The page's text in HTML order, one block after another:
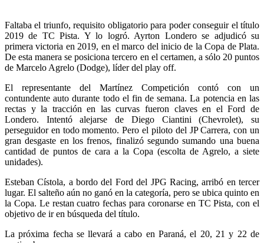
Faltaba el triunfo, requisito obligatorio para poder conseguir el título
2019 de TC Pista. Y lo logró. Ayrton Londero se adjudicó su
primera victoria en 2019, en el marco del inicio de la Copa de Plata.
De esta manera se posiciona tercero en el certamen, a sólo 20 puntos
de Marcelo Agrelo (Dodge), líder del play off.
El representante del Martínez Competición contó con un
contundente auto durante todo el fin de semana. La potencia en las
rectas y la tracción en las curvas fueron claves en el Ford de
Londero. Intentó alejarse de Diego Ciantini (Chevrolet), su
perseguidor en todo momento. Pero el piloto del JP Carrera, con un
gran desgaste en los frenos, finalizó segundo sumando una buena
cantidad de puntos de cara a la Copa (escolta de Agrelo, a siete
unidades).
Esteban Cístola, a bordo del Ford del JPG Racing, arribó en tercer
lugar. El salteño aún no ganó en la categoría, pero se ubica quinto en
la Copa. Le restan cuatro fechas para coronarse en TC Pista, con el
objetivo de ir en búsqueda del título.
La próxima fecha se llevará a cabo en Paraná, el 20, 21 y 22 de